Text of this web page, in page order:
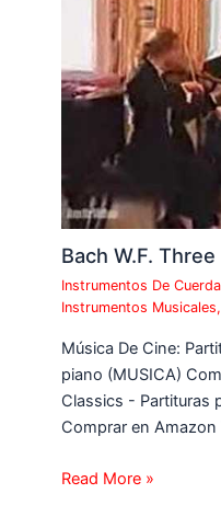
Bach W.F.
Instrumentos De Cuerda
Instrumentos Musicales,
Música De Cine:
piano (MUSICA)
Classics - Partituras
Comprar en
Read More »